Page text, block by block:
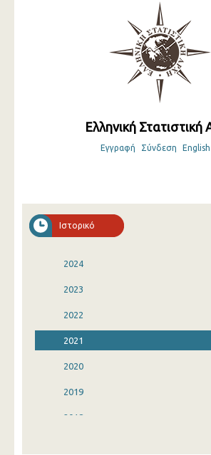
Ελληνική Στατιστική
Εγγραφή Σύνδεση English
Ιστορικό
2024
2023
2022
2021
2020
2019
2018